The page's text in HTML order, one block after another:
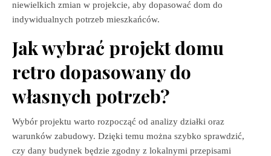
niewielkich zmian w projekcie, aby dopasować dom do
indywidualnych potrzeb mieszkańców.
Jak wybrać projekt domu
retro dopasowany do
własnych potrzeb?
Wybór projektu warto rozpocząć od analizy działki oraz
warunków zabudowy. Dzięki temu można szybko sprawdzić,
czy dany budynek będzie zgodny z lokalnymi przepisami